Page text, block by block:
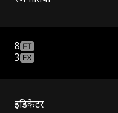
8
3
इंडिकेटर